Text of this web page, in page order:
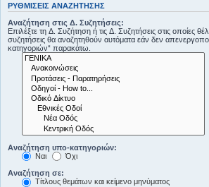
ΡΥΘΜΊΣΕΙΣ ΑΝΑΖΉΤΗΣΗΣ
Αναζήτηση στις Δ. Συζητήσεις:
Επιλέξτε τη Δ. Συζήτηση ή τις Δ. Συζητήσεις στις οποίες
συζητήσεις θα αναζητηθούν αυτόματα εάν δεν
κατηγοριών“ παρακάτω.
Αναζήτηση υπο-κατηγοριών:
Ναι
Όχι
Αναζήτηση σε:
Τίτλους θεμάτων και κείμενο μηνύματος